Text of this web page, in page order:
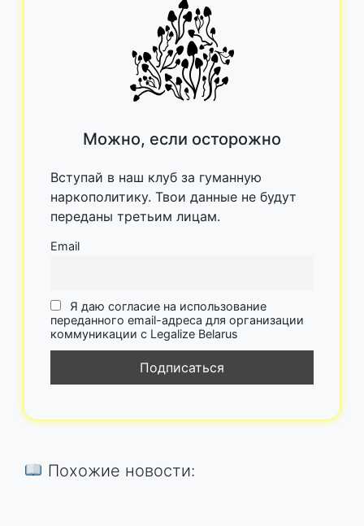
Можно, если осторожно
Вступай в наш клуб за гуманную
наркополитику. Твои данные не будут
переданы третьим лицам.
Email
Я даю согласие на использование
переданного email-адреса для организации
коммуникации с Legalize Belarus
Похожие новости: